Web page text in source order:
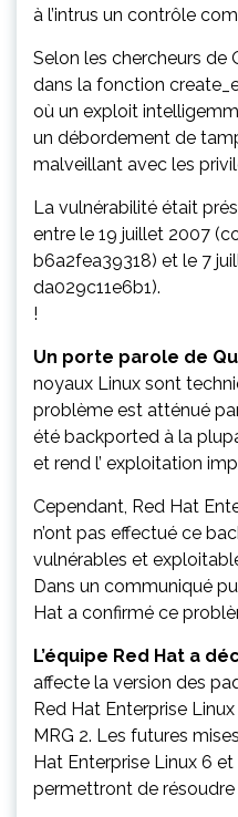
à l’intrus un contrôle
Selon les chercheurs de
dans la fonction
où un exploit
un débordement de
malveillant avec les
La vulnérabilité était
entre le 19 juillet 2007
b6a2fea39318) et le 7
da029c11e6b1).
!
Un porte parole de
noyaux Linux sont
problème est atténué
été backported à la
et rend l’ exploitation
Cependant, Red Hat
n’ont pas effectué ce
vulnérables et
Dans un communiqué
Hat a confirmé ce
L’équipe Red Hat a
affecte la version des
Red Hat Enterprise
MRG 2. Les futures
Hat Enterprise Linux 6
permettront de